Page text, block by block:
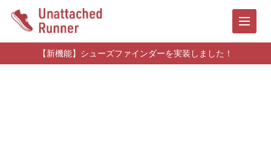
【新機能】シューズファインダーを実装しました！